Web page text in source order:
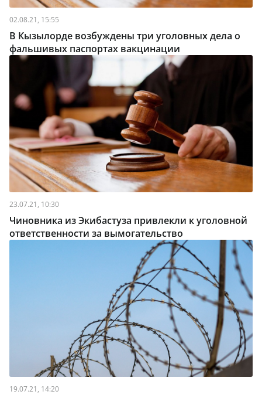
02.08.21, 15:55
В Кызылорде возбуждены три уголовных дела о
фальшивых паспортах вакцинации
23.07.21, 10:30
Чиновника из Экибастуза привлекли к уголовной
ответственности за вымогательство
19.07.21, 14:20